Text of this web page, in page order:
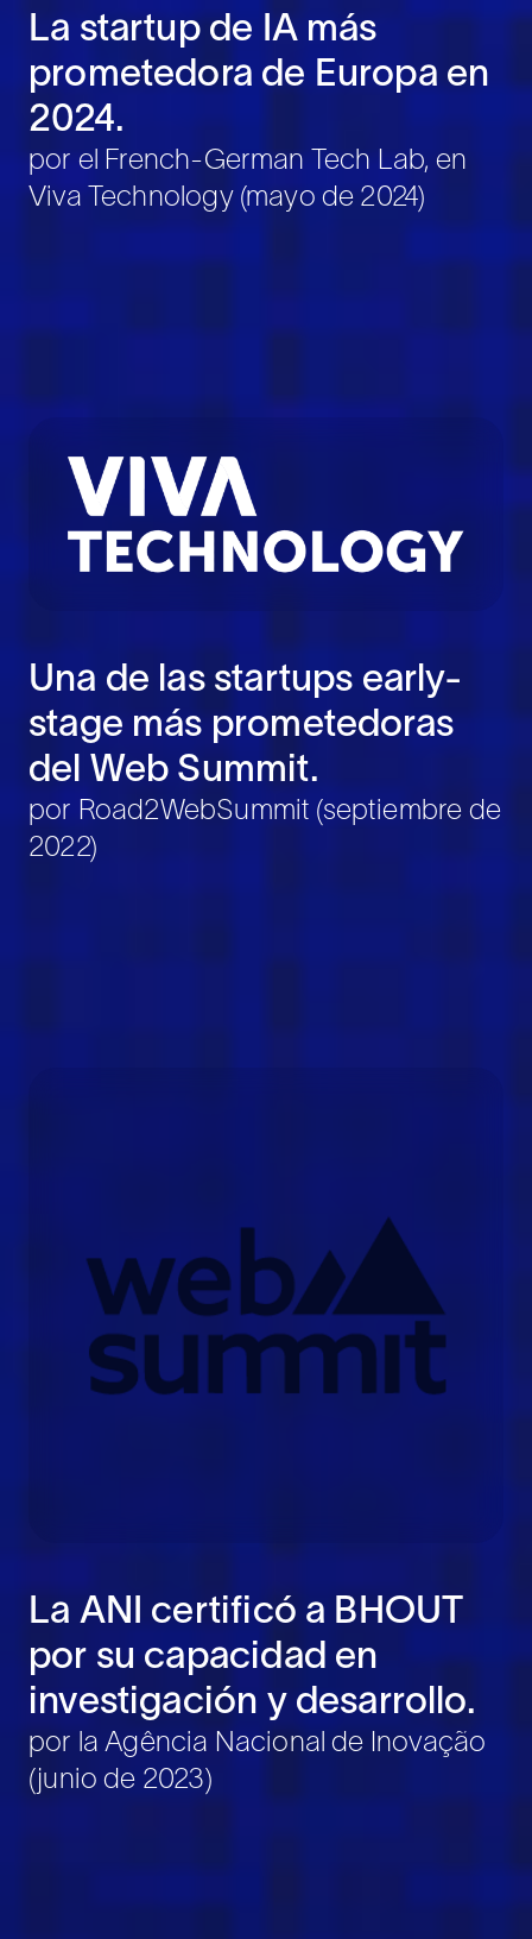
La startup de IA más
prometedora de Europa en
2024.
por el French-German Tech Lab, en
Viva Technology (mayo de 2024)
Una de las startups early-
stage más prometedoras
del Web Summit.
por Road2WebSummit (septiembre de
2022)
La ANI certificó a BHOUT
por su capacidad en
investigación y desarrollo.
por la Agência Nacional de Inovação
(junio de 2023)